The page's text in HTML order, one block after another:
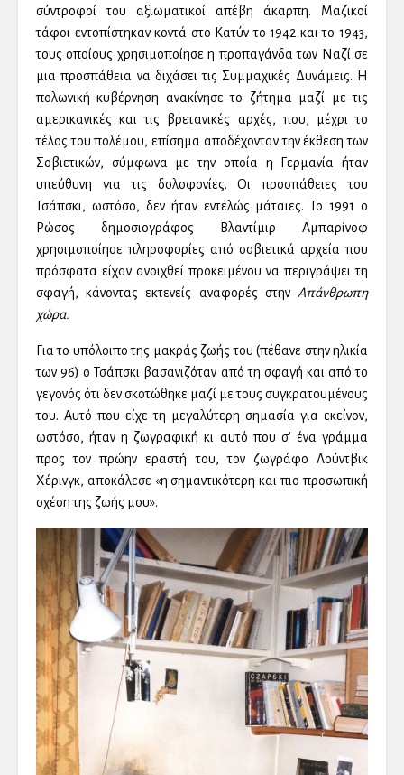
σύντροφοί του αξιωματικοί απέβη άκαρπη. Μαζικοί
τάφοι εντοπίστηκαν κοντά στο Κατύν το 1942 και το 1943,
τους οποίους χρησιμοποίησε η προπαγάνδα των Ναζί σε
μια προσπάθεια να διχάσει τις Συμμαχικές Δυνάμεις. Η
πολωνική κυβέρνηση ανακίνησε το ζήτημα μαζί με τις
αμερικανικές και τις βρετανικές αρχές, που, μέχρι το
τέλος του πολέμου, επίσημα αποδέχονταν την έκθεση των
Σοβιετικών, σύμφωνα με την οποία η Γερμανία ήταν
υπεύθυνη για τις δολοφονίες. Οι προσπάθειες του
Τσάπσκι, ωστόσο, δεν ήταν εντελώς μάταιες. Το 1991 ο
Ρώσος δημοσιογράφος Βλαντίμιρ Αμπαρίνοφ
χρησιμοποίησε πληροφορίες από σοβιετικά αρχεία που
πρόσφατα είχαν ανοιχθεί προκειμένου να περιγράψει τη
σφαγή, κάνοντας εκτενείς αναφορές στην Απάνθρωπη
χώρα.
Για το υπόλοιπο της μακράς ζωής του (πέθανε στην ηλικία
των 96) ο Τσάπσκι βασανιζόταν από τη σφαγή και από το
γεγονός ότι δεν σκοτώθηκε μαζί με τους συγκρατουμένους
του. Αυτό που είχε τη μεγαλύτερη σημασία για εκείνον,
ωστόσο, ήταν η ζωγραφική κι αυτό που σ’ ένα γράμμα
προς τον πρώην εραστή του, τον ζωγράφο Λούντβικ
Χέρινγκ, αποκάλεσε «η σημαντικότερη και πιο προσωπική
σχέση της ζωής μου».